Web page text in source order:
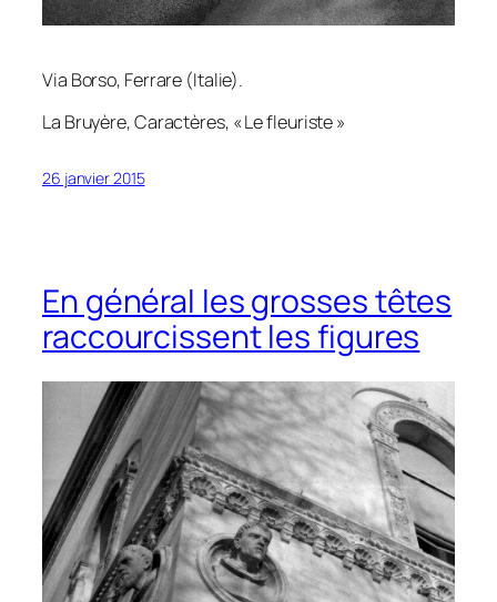
Via Borso, Ferrare (Italie).
La Bruyère,Caractères, « Le fleuriste »
26 janvier 2015
En général les grosses têtes
raccourcissent les figures